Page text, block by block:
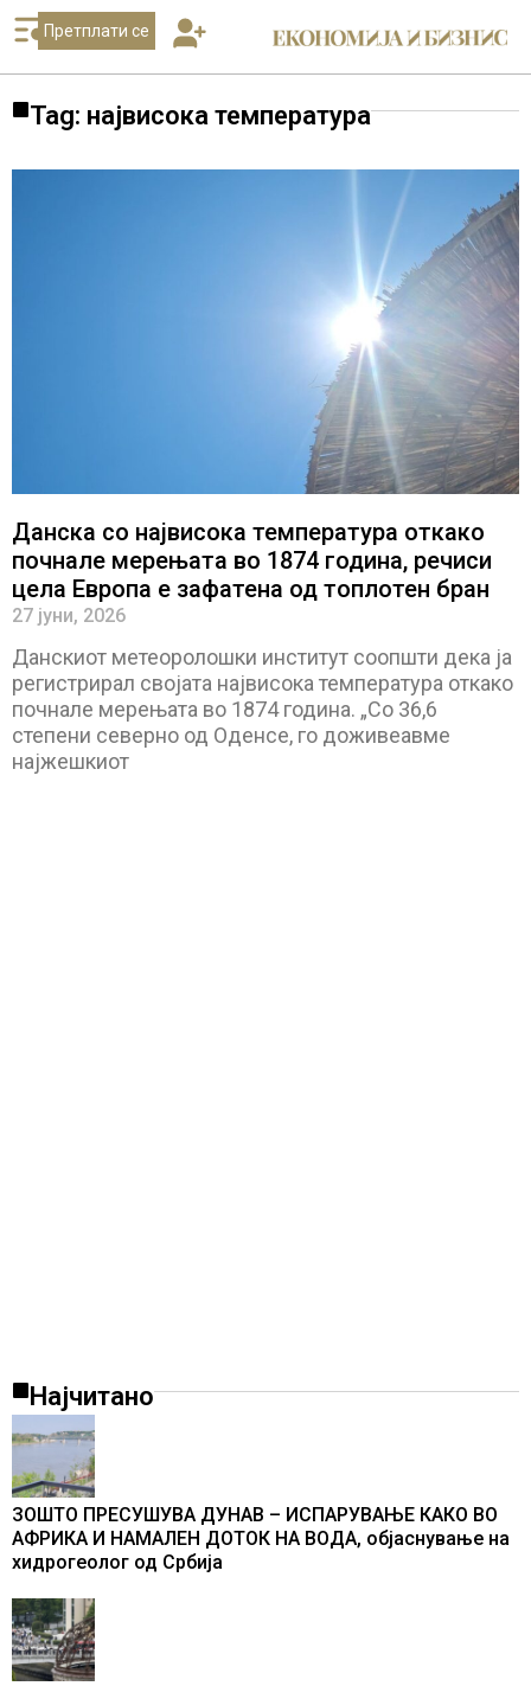
Претплати се
Tag: највисока температура
Данска со највисока температура откако
почнале мерењата во 1874 година, речиси
цела Европа е зафатена од топлотен бран
27 јуни, 2026
Данскиот метеоролошки институт соопшти дека ја
регистрирал својата највисока температура откако
почнале мерењата во 1874 година. „Со 36,6
степени северно од Оденсе, го доживеавме
најжешкиот
Најчитано
ЗОШТО ПРЕСУШУВА ДУНАВ – ИСПАРУВАЊЕ КАКО ВО
АФРИКА И НАМАЛЕН ДОТОК НА ВОДА, објаснување на
хидрогеолог од Србија